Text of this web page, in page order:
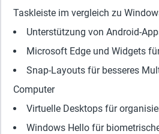
Taskleiste im vergleich zu
Unterstützung von Android-
Microsoft Edge und Widgets
Snap-Layouts für besseres
Computer
Virtuelle Desktops für
Windows Hello für